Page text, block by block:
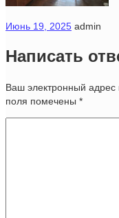
Июнь 19, 2025 admin
Написать
Ваш электронный адрес
поля помечены *